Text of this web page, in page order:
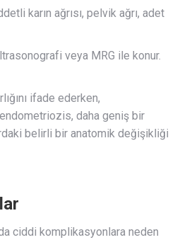
karın ağrısı, pelvik ağrı, adet
veya MRG ile konur.
ifade ederken,
daha geniş bir
belirli bir anatomik değişikliği
ciddi komplikasyonlara neden